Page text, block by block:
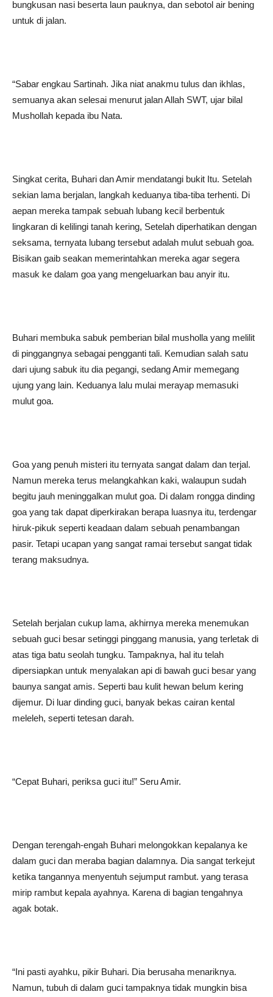
bungkusan nasi beserta laun pauknya, dan sebotol air bening
untuk di jalan.
“Sabar engkau Sartinah. Jika niat anakmu tulus dan ikhlas,
semuanya akan selesai menurut jalan Allah SWT, ujar bilal
Mushollah kepada ibu Nata.
Singkat cerita, Buhari dan Amir mendatangi bukit Itu. Setelah
sekian lama berjalan, langkah keduanya tiba-tiba terhenti. Di
aepan mereka tampak sebuah lubang kecil berbentuk
lingkaran di kelilingi tanah kering, Setelah diperhatikan dengan
seksama, ternyata lubang tersebut adalah mulut sebuah goa.
Bisikan gaib seakan memerintahkan mereka agar segera
masuk ke dalam goa yang mengeluarkan bau anyir itu.
Buhari membuka sabuk pemberian bilal musholla yang melilit
di pinggangnya sebagai pengganti tali. Kemudian salah satu
dari ujung sabuk itu dia pegangi, sedang Amir memegang
ujung yang lain. Keduanya lalu mulai merayap memasuki
mulut goa.
Goa yang penuh misteri itu ternyata sangat dalam dan terjal.
Namun mereka terus melangkahkan kaki, walaupun sudah
begitu jauh meninggalkan mulut goa. Di dalam rongga dinding
goa yang tak dapat diperkirakan berapa luasnya itu, terdengar
hiruk-pikuk seperti keadaan dalam sebuah penambangan
pasir. Tetapi ucapan yang sangat ramai tersebut sangat tidak
terang maksudnya.
Setelah berjalan cukup lama, akhirnya mereka menemukan
sebuah guci besar setinggi pinggang manusia, yang terletak di
atas tiga batu seolah tungku. Tampaknya, hal itu telah
dipersiapkan untuk menyalakan api di bawah guci besar yang
baunya sangat amis. Seperti bau kulit hewan belum kering
dijemur. Di luar dinding guci, banyak bekas cairan kental
meleleh, seperti tetesan darah.
“Cepat Buhari, periksa guci itu!” Seru Amir.
Dengan terengah-engah Buhari melongokkan kepalanya ke
dalam guci dan meraba bagian dalamnya. Dia sangat terkejut
ketika tangannya menyentuh sejumput rambut. yang terasa
mirip rambut kepala ayahnya. Karena di bagian tengahnya
agak botak.
“Ini pasti ayahku, pikir Buhari. Dia berusaha menariknya.
Namun, tubuh di dalam guci tampaknya tidak mungkin bisa